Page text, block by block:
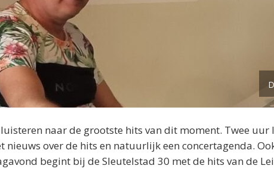
naar de grootste hits van dit moment. Twee uur
over de hits en natuurlijk een concertagenda.
begint bij de Sleutelstad 30 met de hits van de